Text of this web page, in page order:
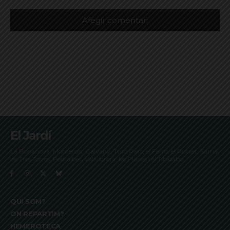
El Jardí
La Bonanova, Monterols, Galvany, Turó Parc, el Farró, el Putxet, Sarrià,
les Tres Torres, Pedralbes, Vallvidrera, les Planes i el Tibidabo
QUI SOM?
ON REPARTIM?
HEMEROTECA